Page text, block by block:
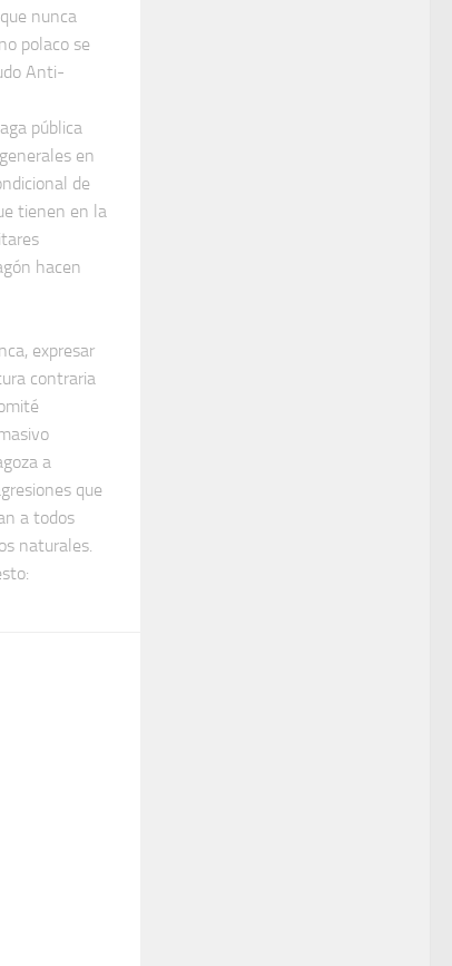
nunca
polaco se
Anti-
pública
en
de
tienen en la
hacen
expresar
contraria
a
que
a todos
naturales.